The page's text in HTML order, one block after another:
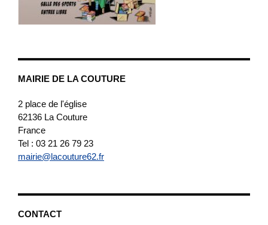
MAIRIE DE LA COUTURE
2 place de l'église
62136 La Couture
France
Tel : 03 21 26 79 23
mairie@lacouture62.fr
CONTACT